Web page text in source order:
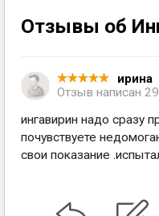
Отзывы об
ирина
Отзыв написан
ингавирин надо сразу
почувствуете
свои показание